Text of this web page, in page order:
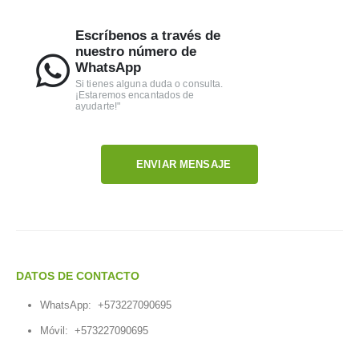
Escríbenos a través de
nuestro número de
WhatsApp
Si tienes alguna duda o consulta.
¡Estaremos encantados de
ayudarte!"
ENVIAR MENSAJE
DATOS DE CONTACTO
WhatsApp: +573227090695
Móvil: +573227090695